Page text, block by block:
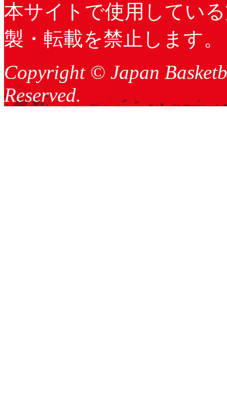
本サイトで使用してい
製・転載を禁止します。
Copyright © Japan
Reserved.